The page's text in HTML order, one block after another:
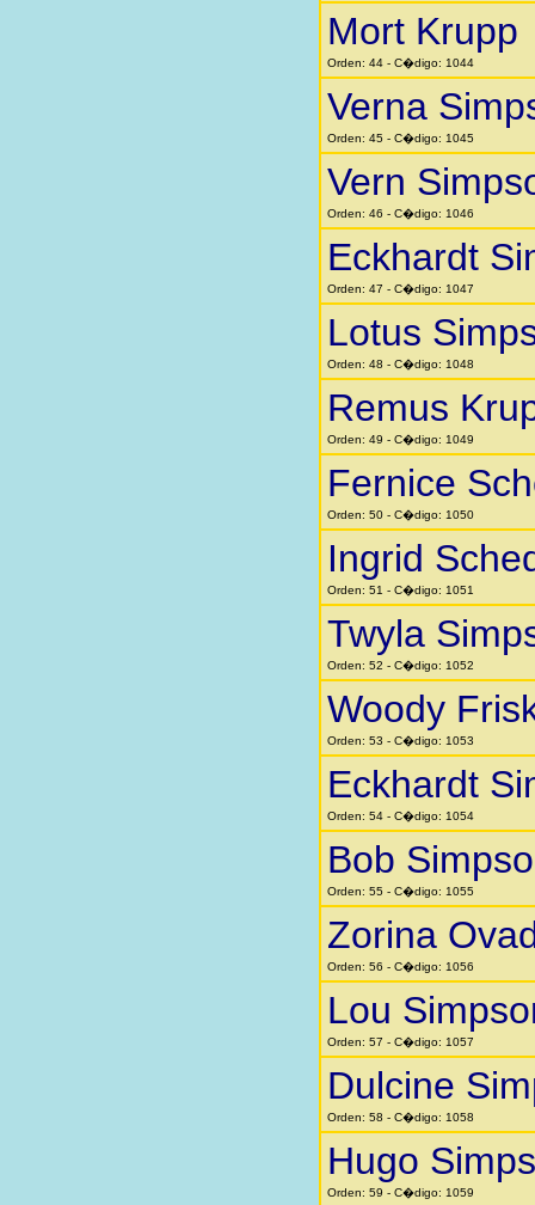
Mort Krupp
Orden: 44 - C�digo: 1044
Verna
Orden: 45 - C�digo: 1045
Vern
Orden: 46 - C�digo: 1046
Eckhardt
Orden: 47 - C�digo: 1047
Lotus
Orden: 48 - C�digo: 1048
Remus
Orden: 49 - C�digo: 1049
Fernice
Orden: 50 - C�digo: 1050
Ingrid
Orden: 51 - C�digo: 1051
Twyla
Orden: 52 - C�digo: 1052
Woody
Orden: 53 - C�digo: 1053
Eckhardt
Orden: 54 - C�digo: 1054
Bob
Orden: 55 - C�digo: 1055
Zorina
Orden: 56 - C�digo: 1056
Lou
Orden: 57 - C�digo: 1057
Dulcine
Orden: 58 - C�digo: 1058
Hugo
Orden: 59 - C�digo: 1059